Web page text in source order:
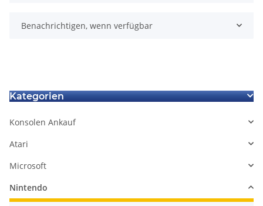
Benachrichtigen, wenn verfügbar
Kategorien
Konsolen Ankauf
Atari
Microsoft
Nintendo